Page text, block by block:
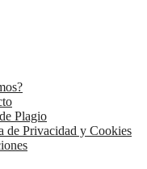
of Books
Plagio
de Privacidad y Cookies